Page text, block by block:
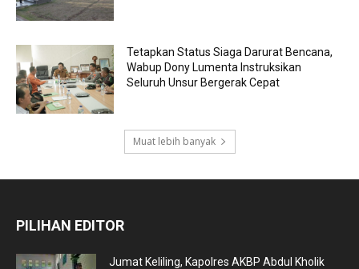
Tetapkan Status Siaga Darurat Bencana,
Wabup Dony Lumenta Instruksikan
Seluruh Unsur Bergerak Cepat
Muat lebih banyak
PILIHAN EDITOR
Jumat Keliling, Kapolres AKBP Abdul Kholik